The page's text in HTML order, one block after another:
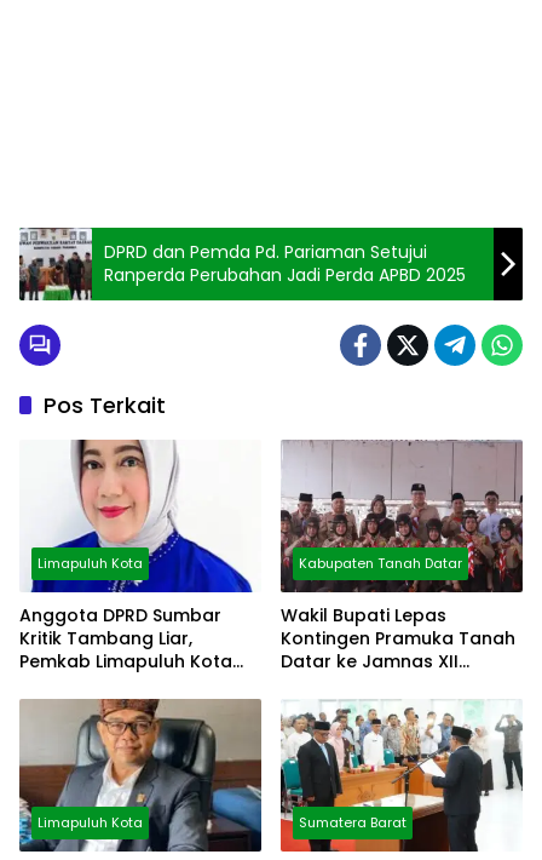
DPRD dan Pemda Pd. Pariaman Setujui
Ranperda Perubahan Jadi Perda APBD 2025
Pos Terkait
Limapuluh Kota
Anggota DPRD Sumbar
Kritik Tambang Liar,
Pemkab Limapuluh Kota
Kabupaten Tanah Datar
Wakil Bupati Lepas
Kontingen Pramuka Tanah
Datar ke Jamnas XII
Limapuluh Kota Sumatera Barat